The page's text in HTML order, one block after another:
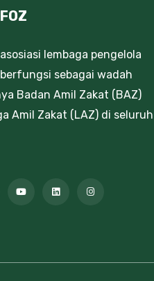
lembaga pengelola
sebagai wadah
Badan Amil Zakat (BAZ)
Amil Zakat (LAZ) di seluruh